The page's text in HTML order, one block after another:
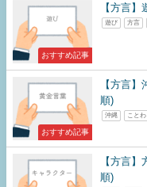
おすすめ記事
【方言
遊び 方言
おすすめ記事
【方言
順)
沖縄 こと
【方言
順)